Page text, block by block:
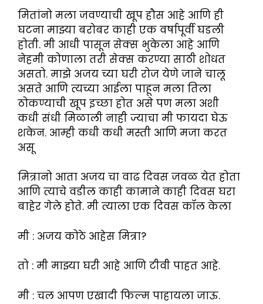
मितांनो मला जवण्याची खूप हौस आहे आणि ही
घटना माझ्या बरोबर काही एक वर्षापूर्वी घडली
होती. मी आधी पासून सेक्स भुकेला आहे आणि
नेहमी कोणाला तरी सेक्स करण्या साठी शोधत
असतो. माझे अजय च्या घरी रोज येणे जाने चालू
असते आणि त्यच्या आईला पाहून मला तिला
ठोकण्याची खूप इच्छा होत असे पण मला अशी
कधी संधी मिळाली नाही ज्याचा मी फायदा घेऊ
शकेन. आम्ही कधी कधी मस्ती आणि मजा करत
असू
मित्रानो आता अजय चा वाढ दिवस जवळ येत होता
आणि त्याचे वडील काही कामाने काही दिवस घरा
बाहेर गेले होते. मी त्याला एक दिवस कॉल केला
मी : अजय कोठे आहेस मित्रा?
तो : मी माझ्या घरी आहे आणि टीवी पाहत आहे.
मी : चल आपण एखादी फिल्म पाहायला जाऊ.